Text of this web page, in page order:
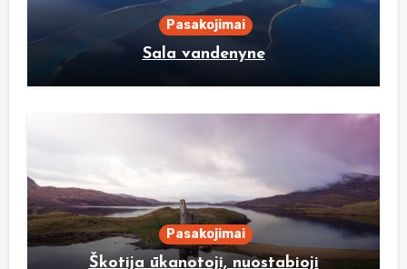
Pasakojimai
Sala vandenyne
Pasakojimai
Škotija ūkanotoji, nuostabioji